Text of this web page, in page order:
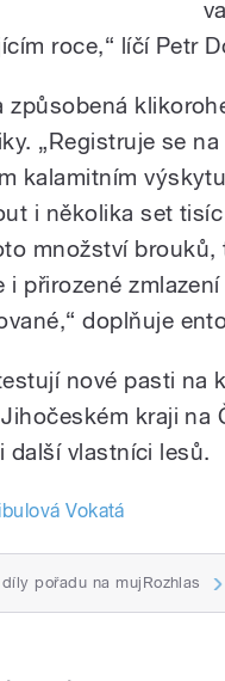
roce,“ líčí Petr
způsobená
„Registruje se
kalamitním
i několika set
množství
i přirozené
doplňuje
nové pasti na
kraji na
další vlastníci lesů.
Vokatá
pořadu na mujRozhlas